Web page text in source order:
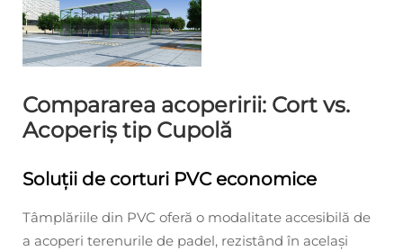
Compararea acoperirii: Cort vs.
Acoperiș tip Cupolă
Soluții de corturi PVC economice
Tâmplăriile din PVC oferă o modalitate accesibilă de
a acoperi terenurile de padel, rezistând în același